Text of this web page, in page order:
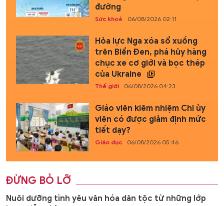
đường
Sức khoẻ 06/08/2026 02:11
Hỏa lực Nga xóa sổ xuồng
trên Biển Đen, phá hủy hàng
chục xe cơ giới và bọc thép
của Ukraine
Thế giới 06/08/2026 04:23
Giáo viên kiêm nhiệm Chi ủy
viên có được giảm định mức
tiết dạy?
Giáo dục 06/08/2026 05:46
ĐỪNG BỎ LỠ
Nuôi dưỡng tình yêu văn hóa dân tộc từ những lớp